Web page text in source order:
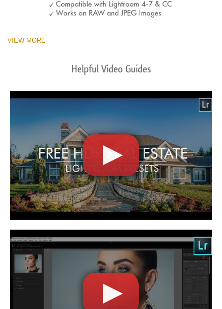
VIEW MORE
Helpful Video Guides